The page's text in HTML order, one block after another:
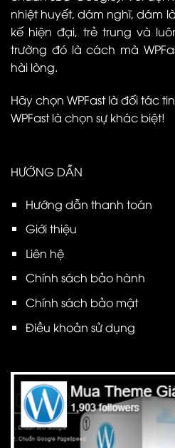
nhiệt huyết, dám nghĩ, dám
kế hiện đại, trẻ trung và
trường đó là cách mà
hài lòng.
Hãy chọn WPFast là đối tác
WPFast là chọn sự khác biệt!
HƯỚNG DẪN
Hướng dẫn thanh toán
Giới thiệu
Liên hệ
Chính sách bảo hành
Chính sách bảo mật
Điều khoản sử dụng